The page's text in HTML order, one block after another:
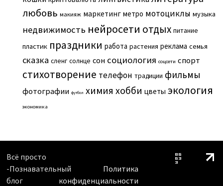
любовь макияж маркетинг метро мотоциклы музыка
недвижимость нейросети отдых питание
пластик праздники работа растения реклама семья
сказка сленг солнце сон социология соцсети спорт
стихотворение телефон традиции фильмы
фотографии футбол химия хобби цветы экология
экономика
Всё просто
-Познавательный
блог
Политика
конфиденциальности